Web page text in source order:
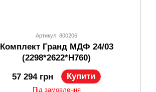
Артикул: 800206
Комплект Гранд МДФ 24/03
(2298*2622*H760)
57 294 грн Купити
Під замовлення